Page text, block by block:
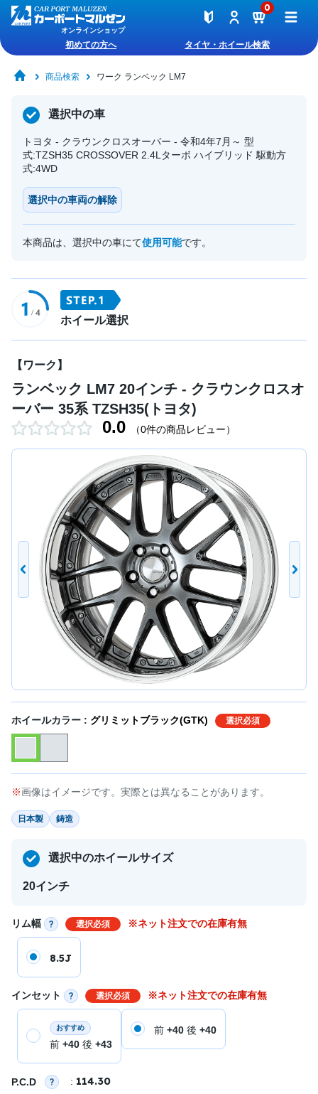
オンラインショップ
0
初めての方へ タイヤ・ホイール検索
商品検索 ワーク ランベック LM7
選択中の車
トヨタ - クラウンクロスオーバー - 令和4年7月～ 型
式:TZSH35 CROSSOVER 2.4Lターボ ハイブリッド 駆動方
式:4WD
選択中の車両の解除
本商品は、選択中の車にて使用可能です。
ホイール選択
【ワーク】
ランベック LM7 20インチ - クラウンクロスオ
ーバー 35系 TZSH35(トヨタ)
0.0 （0件の商品レビュー）
ホイールカラー : グリミットブラック(GTK) 選択必須
画像はイメージです。実際とは異なることがあります。
日本製 鋳造
選択中のホイールサイズ
20インチ
リム幅 選択必須 ※ネット注文での在庫有無
8.5J
インセット 選択必須 ※ネット注文での在庫有無
おすすめ
前 +40 後 +43
前 +40 後 +40
P.C.D : 114.30